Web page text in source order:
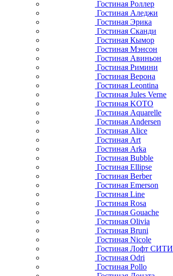
Гостиная Роллер
Гостиная Аледжи
Гостиная Эрика
Гостиная Сканди
Гостиная Кымор
Гостиная Мэнсон
Гостиная Авиньон
Гостиная Римини
Гостиная Верона
Гостиная Leontina
Гостиная Jules Verne
Гостиная KOTO
Гостиная Aquarelle
Гостиная Andersen
Гостиная Alice
Гостиная Art
Гостиная Arka
Гостиная Bubble
Гостиная Ellipse
Гостиная Berber
Гостиная Emerson
Гостиная Line
Гостиная Rosa
Гостиная Gouache
Гостиная Olivia
Гостиная Bruni
Гостиная Nicole
Гостиная Лофт СИТИ
Гостиная Odri
Гостиная Pollo